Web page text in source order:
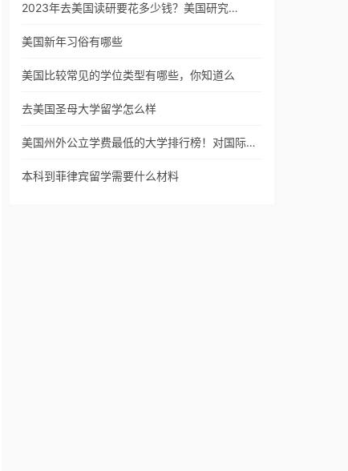
2023年去美国读研要花多少钱？美国研究…
美国新年习俗有哪些
美国比较常见的学位类型有哪些，你知道么
去美国圣母大学留学怎么样
美国州外公立学费最低的大学排行榜！对国际…
本科到菲律宾留学需要什么材料